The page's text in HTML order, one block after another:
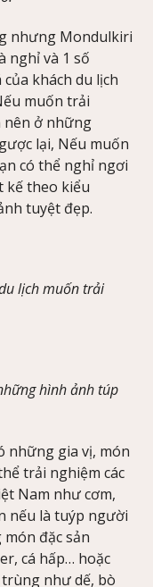
nhưng Mondulkiri
nghỉ và 1 số
khách du lịch
muốn trải
nên ở những
lại, Nếu muốn
có thể nghỉ ngơi
kế theo kiểu
tuyệt đẹp.
lịch muốn trải
hình ảnh túp
những gia vị, món
trải nghiệm các
Nam như cơm,
nếu là tuýp người
đặc sản
cá hấp… hoặc
như dế, bò